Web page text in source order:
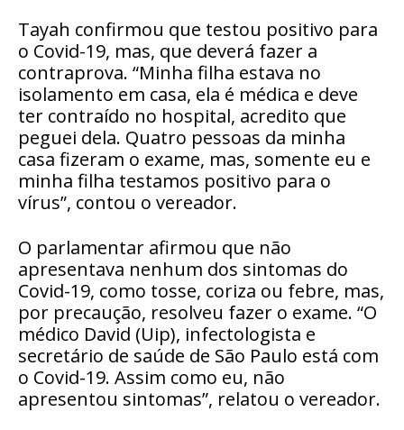
Tayah confirmou que testou positivo para
o Covid-19, mas, que deverá fazer a
contraprova. “Minha filha estava no
isolamento em casa, ela é médica e deve
ter contraído no hospital, acredito que
peguei dela. Quatro pessoas da minha
casa fizeram o exame, mas, somente eu e
minha filha testamos positivo para o
vírus”, contou o vereador.
O parlamentar afirmou que não
apresentava nenhum dos sintomas do
Covid-19, como tosse, coriza ou febre, mas,
por precaução, resolveu fazer o exame. “O
médico David (Uip), infectologista e
secretário de saúde de São Paulo está com
o Covid-19. Assim como eu, não
apresentou sintomas”, relatou o vereador.